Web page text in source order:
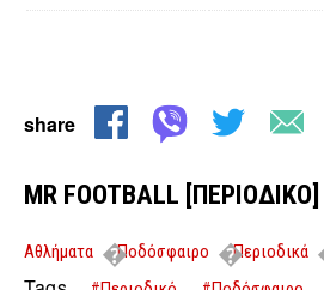
share
MR FOOTBALL
Αθλήματα Ποδόσφαιρο Περιοδικά
[ΠΕΡΙΟΔΙΚΟ] Τεύχος νο1